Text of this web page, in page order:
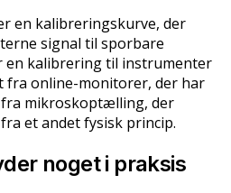
en kalibreringskurve, der
signal til sporbare
en kalibrering til instrumenter
fra online-monitorer, der har
mikroskoptælling, der
et andet fysisk princip.
noget i praksis